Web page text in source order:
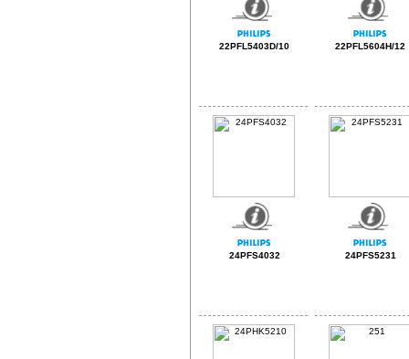
22PFL5403D/10 22PFL5604H/12
24PFS4032 24PFS5231